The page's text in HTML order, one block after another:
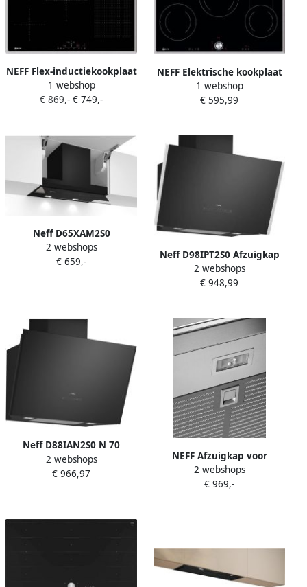
NEFF Flex-inductiekookplaat
van SCHOTT CERAN
T58BD20N0 met
1 webshop
€ 869,- € 749,-
NEFF Elektrische kookplaat
van SCHOTT CERAN
T18BT16N0 met intuïtieve
1 webshop
€ 595,99
Neff D65XAM2S0
2 webshops
€ 659,-
Neff D98IPT2S0 Afzuigkap
Zwart 90 cm
2 webshops
€ 948,99
Neff D88IAN2S0 N 70
Wandschouwkap 80 cm
Zwart glas
2 webshops
€ 966,97
NEFF Afzuigkap voor
kookeiland I96BMP5N0 90
cm breed
2 webshops
€ 969,-